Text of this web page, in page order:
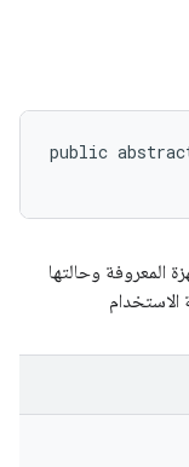
public
المعروفة وحالتها
الاستخدام